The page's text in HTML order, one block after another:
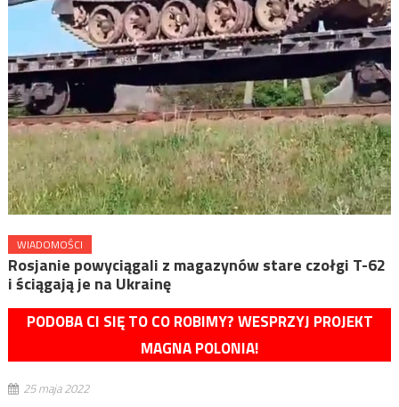
WIADOMOŚCI
Rosjanie powyciągali z magazynów stare czołgi T-62
i ściągają je na Ukrainę
PODOBA CI SIĘ TO CO ROBIMY? WESPRZYJ PROJEKT
MAGNA POLONIA!
25 maja 2022